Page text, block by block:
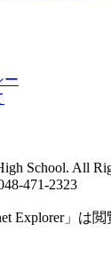
ー
School. All
471-2323
Explorer」は